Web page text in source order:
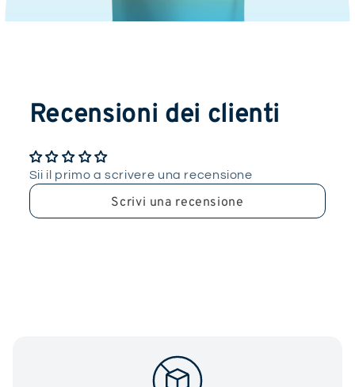
Recensioni dei clienti
Sii il primo a scrivere una recensione
Scrivi una recensione